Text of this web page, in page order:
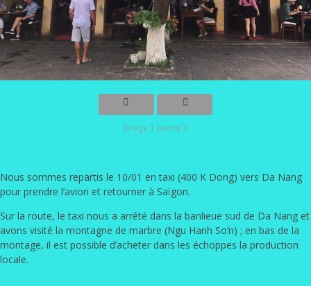
Image 1 parmi 3
Nous sommes repartis le 10/01 en taxi (400 K Dong) vers Da Nang
pour prendre l’avion et retourner à Saïgon.
Sur la route, le taxi nous a arrêté dans la banlieue sud de Da Nang et
avons visité la montagne de marbre (Ngu Hanh So’n) ; en bas de la
montage, il est possible d’acheter dans les échoppes la production
locale.